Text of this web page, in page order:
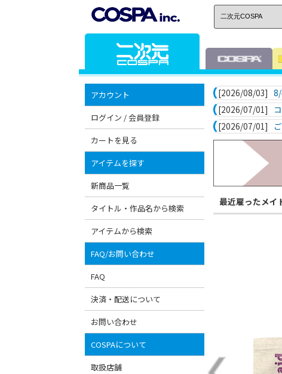
アカウント
ログイン / 会員登録
カートを見る
アイテムを探す
新商品一覧
タイトル・作品名から検索
アイテムから検索
FAQ/お問い合わせ
FAQ
決済・配送について
お問い合わせ
COSPAについて
取扱店舗
[2026/08/03]
[2026/07/01]
[2026/07/01]
最近雇ったメイ